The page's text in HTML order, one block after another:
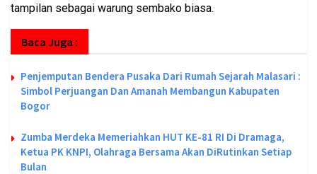
tampilan sebagai warung sembako biasa.
Baca Juga :
Penjemputan Bendera Pusaka Dari Rumah Sejarah Malasari :
Simbol Perjuangan Dan Amanah Membangun Kabupaten
Bogor
Zumba Merdeka Memeriahkan HUT KE-81 RI Di Dramaga,
Ketua PK KNPI, Olahraga Bersama Akan DiRutinkan Setiap
Bulan